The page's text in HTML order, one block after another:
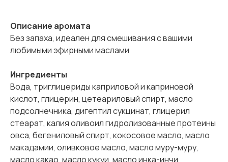
Описание аромата
Без запаха, идеален для смешивания с вашими
любимыми эфирными маслами
Ингредиенты
Вода, триглицериды каприловой и каприновой
кислот, глицерин, цетеариловый спирт, масло
подсолнечника, дигептил сукцинат, глицерил
стеарат, калия оливоил гидролизованные протеины
овса, бегениловый спирт, кокосовое масло, масло
макадамии, оливковое масло, масло муру-муру,
масло какао, масло кукуи, масло инка-инчи,